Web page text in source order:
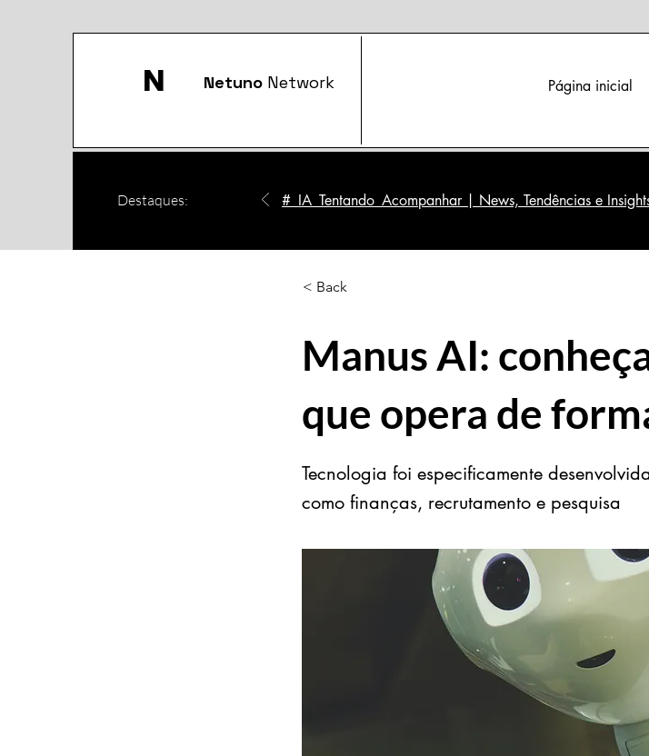
N Netuno Network Página inicial
Destaques: #_IA_Tentando_Acompanhar | News, Tendências e
< Back
Manus AI:
que opera de
Tecnologia foi especificamente
como finanças, recrutamento e pesquisa